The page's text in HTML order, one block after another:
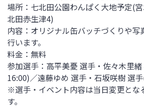
場所：七北田公園わんぱく大地予定(
北田赤生津4)
内容：オリジナル缶バッチづくりや写
行います。
料金：無料
参加選手：高平美憂 選手・佐々木里
16:00)／遠藤ゆめ 選手・石坂咲樹 選
※選手・イベント内容は当日変更とな
す。